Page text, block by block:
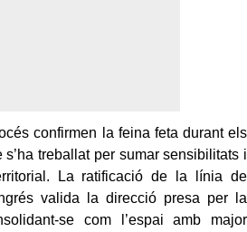
confirmen la feina feta durant els
treballat per sumar sensibilitats i
La ratificació de la línia de
valida la direcció presa per la
se com l’espai amb major